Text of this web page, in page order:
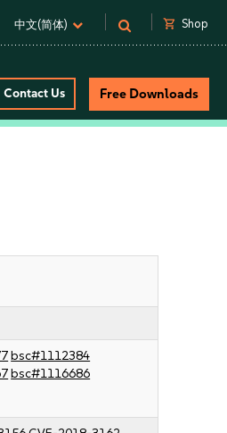
中文(简体) shopping_cart Shop
Contact Us Free Downloads
bsc#1112384
bsc#1116686